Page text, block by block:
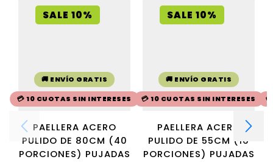
SALE 10%
🚚 ENVÍO GRATIS
💳 10 CUOTAS SIN INTERESES
PAELLERA ACERO
PULIDO DE 80CM (40
PORCIONES) PUJADAS
SALE 10%
🚚 ENVÍO GRATIS
💳 10 CUOTAS SIN INTERESES
PAELLERA ACERO
PULIDO DE 55CM (16
PORCIONES) PUJADAS